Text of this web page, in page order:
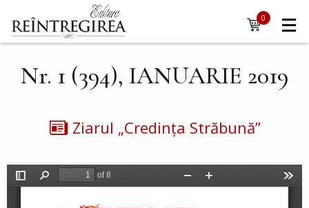
Mergi la conţinutul principal
Navigare
principală
0
items
Nr. 1 (394), IANUARIE 2019
Ziarul „Credința Străbună”